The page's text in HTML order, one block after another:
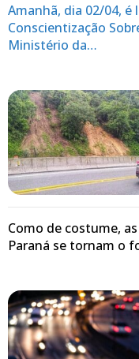
Amanhã, dia 02/04,
Conscientização
Ministério da…
Como de costume,
Paraná se tornam o